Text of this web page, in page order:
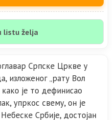
listu želja
Српске Цркве у
изложеног „рату Вол
је то дефинисао
упркос свему, он је
Србије, достојан